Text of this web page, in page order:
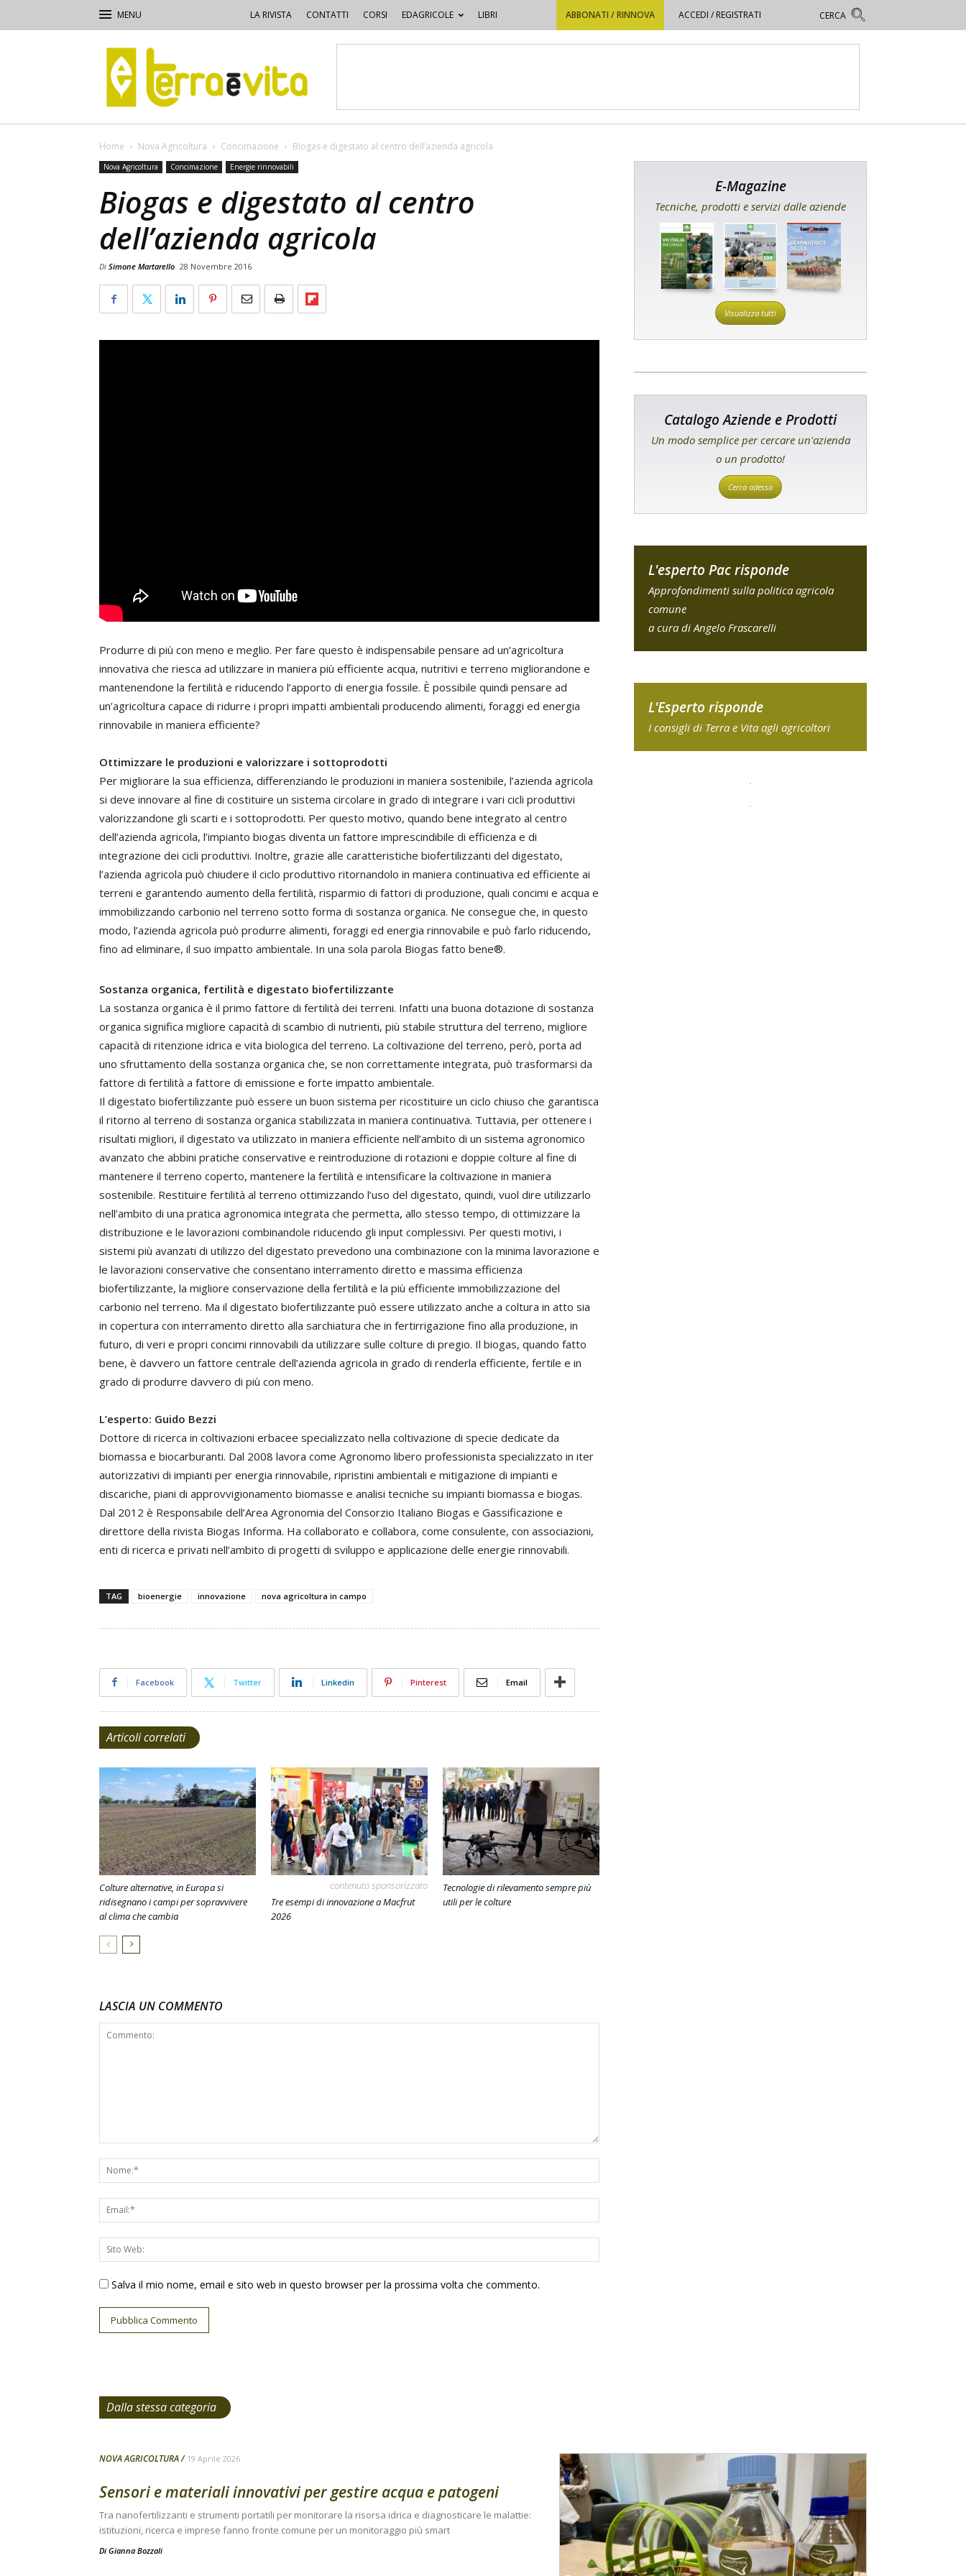
LA RIVISTA CONTATTI CORSI EDAGRICOLE LIBRI ABBONATI / RINNOVA ACCEDI / REGISTRATI
Terra
e
Vita
Home Nova Agricoltura Concimazione Biogas e digestato al centro dell’azienda agricola
Nova Agricoltura Concimazione Energie rinnovabili
Biogas e digestato al centro
dell’azienda agricola
Di Simone Martarello 28 Novembre 2016
Produrre di più con meno e meglio. Per fare questo è indispensabile pensare ad un’agricoltura
innovativa che riesca ad utilizzare in maniera più efficiente acqua, nutritivi e terreno migliorandone e
mantenendone la fertilità e riducendo l’apporto di energia fossile. È possibile quindi pensare ad
un’agricoltura capace di ridurre i propri impatti ambientali producendo alimenti, foraggi ed energia
rinnovabile in maniera efficiente?
Ottimizzare le produzioni e valorizzare i sottoprodotti
Per migliorare la sua efficienza, differenziando le produzioni in maniera sostenibile, l’azienda agricola
si deve innovare al fine di costituire un sistema circolare in grado di integrare i vari cicli produttivi
valorizzandone gli scarti e i sottoprodotti. Per questo motivo, quando bene integrato al centro
dell’azienda agricola, l’impianto biogas diventa un fattore imprescindibile di efficienza e di
integrazione dei cicli produttivi. Inoltre, grazie alle caratteristiche biofertilizzanti del digestato,
l’azienda agricola può chiudere il ciclo produttivo ritornandolo in maniera continuativa ed efficiente ai
terreni e garantendo aumento della fertilità, risparmio di fattori di produzione, quali concimi e acqua e
immobilizzando carbonio nel terreno sotto forma di sostanza organica. Ne consegue che, in questo
modo, l’azienda agricola può produrre alimenti, foraggi ed energia rinnovabile e può farlo riducendo,
fino ad eliminare, il suo impatto ambientale. In una sola parola Biogas fatto bene®.
Sostanza organica, fertilità e digestato biofertilizzante
La sostanza organica è il primo fattore di fertilità dei terreni. Infatti una buona dotazione di sostanza
organica significa migliore capacità di scambio di nutrienti, più stabile struttura del terreno, migliore
capacità di ritenzione idrica e vita biologica del terreno. La coltivazione del terreno, però, porta ad
uno sfruttamento della sostanza organica che, se non correttamente integrata, può trasformarsi da
fattore di fertilità a fattore di emissione e forte impatto ambientale.
Il digestato biofertilizzante può essere un buon sistema per ricostituire un ciclo chiuso che garantisca
il ritorno al terreno di sostanza organica stabilizzata in maniera continuativa. Tuttavia, per ottenere i
risultati migliori, il digestato va utilizzato in maniera efficiente nell’ambito di un sistema agronomico
avanzato che abbini pratiche conservative e reintroduzione di rotazioni e doppie colture al fine di
mantenere il terreno coperto, mantenere la fertilità e intensificare la coltivazione in maniera
sostenibile. Restituire fertilità al terreno ottimizzando l’uso del digestato, quindi, vuol dire utilizzarlo
nell’ambito di una pratica agronomica integrata che permetta, allo stesso tempo, di ottimizzare la
distribuzione e le lavorazioni combinandole riducendo gli input complessivi. Per questi motivi, i
sistemi più avanzati di utilizzo del digestato prevedono una combinazione con la minima lavorazione e
le lavorazioni conservative che consentano interramento diretto e massima efficienza
biofertilizzante, la migliore conservazione della fertilità e la più efficiente immobilizzazione del
carbonio nel terreno. Ma il digestato biofertilizzante può essere utilizzato anche a coltura in atto sia
in copertura con interramento diretto alla sarchiatura che in fertirrigazione fino alla produzione, in
futuro, di veri e propri concimi rinnovabili da utilizzare sulle colture di pregio. Il biogas, quando fatto
bene, è davvero un fattore centrale dell’azienda agricola in grado di renderla efficiente, fertile e in
grado di produrre davvero di più con meno.
L’esperto: Guido Bezzi
Dottore di ricerca in coltivazioni erbacee specializzato nella coltivazione di specie dedicate da
biomassa e biocarburanti. Dal 2008 lavora come Agronomo libero professionista specializzato in iter
autorizzativi di impianti per energia rinnovabile, ripristini ambientali e mitigazione di impianti e
discariche, piani di approvvigionamento biomasse e analisi tecniche su impianti biomassa e biogas.
Dal 2012 è Responsabile dell’Area Agronomia del Consorzio Italiano Biogas e Gassificazione e
direttore della rivista Biogas Informa. Ha collaborato e collabora, come consulente, con associazioni,
enti di ricerca e privati nell’ambito di progetti di sviluppo e applicazione delle energie rinnovabili.
TAG bioenergie innovazione nova agricoltura in campo
Facebook Twitter Linkedin Pinterest Email
Articoli correlati
Colture alternative, in Europa si
ridisegnano i campi per sopravvivere
al clima che cambia
contenuto sponsorizzato
Tre esempi di innovazione a Macfrut
2026
Tecnologie di rilevamento sempre più
utili per le colture
LASCIA UN COMMENTO
Salva il mio nome, email e sito web in questo browser per la prossima volta che commento.
E-Magazine
Tecniche, prodotti e servizi dalle aziende
Visualizza tutti
Catalogo Aziende e Prodotti
Un modo semplice per cercare un'azienda
o un prodotto!
Cerca adesso
L'esperto Pac risponde
Approfondimenti sulla politica agricola
comune
a cura di Angelo Frascarelli
L'Esperto risponde
I consigli di Terra e Vita agli agricoltori
Dalla stessa categoria
NOVA AGRICOLTURA 19 Aprile 2026
Sensori e materiali innovativi per gestire acqua e patogeni
Tra nanofertilizzanti e strumenti portatili per monitorare la risorsa idrica e diagnosticare le malattie:
istituzioni, ricerca e imprese fanno fronte comune per un monitoraggio più smart
Di Gianna Bozzali